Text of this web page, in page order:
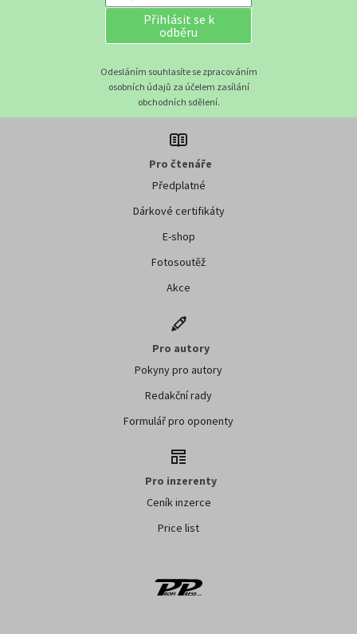
Přihlásit se k
odběru
Odesláním souhlasíte se zpracováním
osobních údajů za účelem zasílání
obchodních sdělení.
Pro čtenáře
Předplatné
Dárkové certifikáty
E-shop
Fotosoutěž
Akce
Pro autory
Pokyny pro autory
Redakční rady
Formulář pro oponenty
Pro inzerenty
Ceník inzerce
Price list